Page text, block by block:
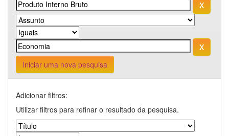
Iniciar uma nova pesquisa
Adicionar filtros:
Utilizar filtros para refinar o resultado da pesquisa.